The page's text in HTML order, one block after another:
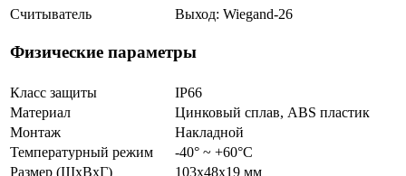
Считыватель Выход: Wiegand-26
Физические параметры
Класс защиты
IP66
Материал
Цинковый сплав, ABS пластик
Монтаж
Накладной
Температурный режим
-40° ~ +60°С
Размер (ШxВxГ)
103x48x19 мм